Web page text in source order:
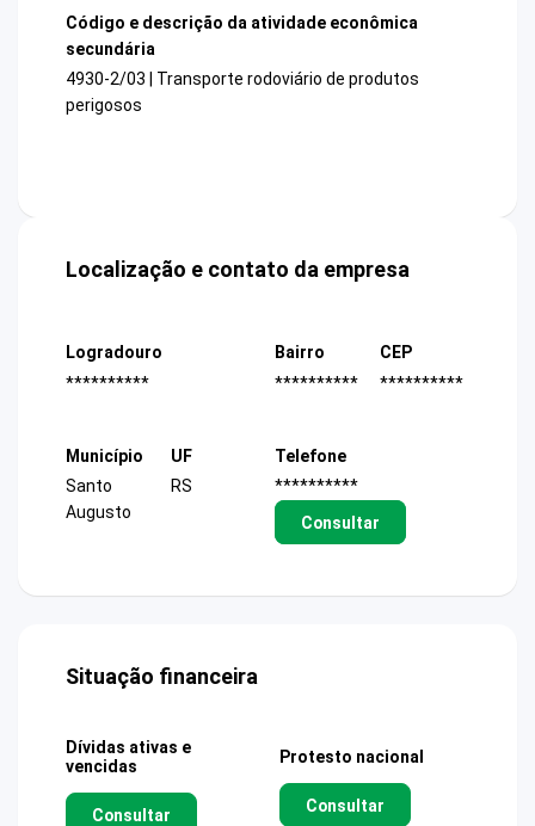
Código e descrição da atividade econômica
secundária
4930-2/03 | Transporte rodoviário de produtos
perigosos
Localização e contato da empresa
Logradouro
**********
Bairro
**********
CEP
**********
Município
Santo
Augusto
UF
RS
Telefone
**********
Consultar
Situação financeira
Dívidas ativas e
vencidas
Consultar
Protesto nacional
Consultar